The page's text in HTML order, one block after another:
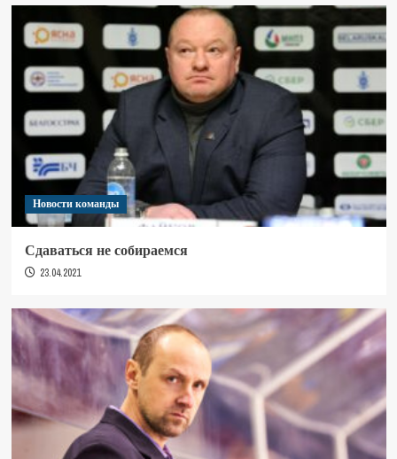
Новости команды
Сдаваться не собираемся
23.04.2021